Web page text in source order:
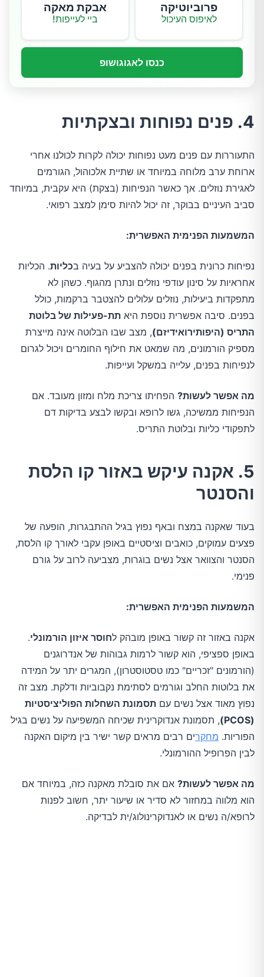
פרוביוטיקה
לאיפוס העיכול
אבקת מאקה
ביי לעייפות!
כנסו לאגוגושופ
4. פנים נפוחות ובצקתיות
התעוררות עם פנים מעט נפוחות יכולה לקרות לכולנו אחרי
ארוחת ערב מלוחה במיוחד או שתיית אלכוהול, הגורמים
לאגירת נוזלים. אך כאשר הנפיחות (בצקת) היא עקבית, במיוחד
סביב העיניים בבוקר, זה יכול להיות סימן למצב רפואי.
המשמעות הפנימית האפשרית:
נפיחות כרונית בפנים יכולה להצביע על בעיה בכליות. הכליות
אחראיות על סינון עודפי נוזלים ונתרן מהגוף. כשהן לא
מתפקדות ביעילות, נוזלים עלולים להצטבר ברקמות, כולל
בפנים. סיבה אפשרית נוספת היא תת-פעילות של בלוטת
התריס (היפותירואידיזם), מצב שבו הבלוטה אינה מייצרת
מספיק הורמונים, מה שמאט את חילוף החומרים ויכול לגרום
לנפיחות בפנים, עלייה במשקל ועייפות.
מה אפשר לעשות? הפחיתו צריכת מלח ומזון מעובד. אם
הנפיחות ממשיכה, גשו לרופא ובקשו לבצע בדיקות דם
לתפקודי כליות ובלוטת התריס.
5. אקנה עיקש באזור קו הלסת
והסנטר
בעוד שאקנה במצח ובאף נפוץ בגיל ההתבגרות, הופעה של
פצעים עמוקים, כואבים וציסטיים באופן עקבי לאורך קו הלסת,
הסנטר והצוואר אצל נשים בוגרות, מצביעה לרוב על גורם
פנימי.
המשמעות הפנימית האפשרית:
אקנה באזור זה קשור באופן מובהק לחוסר איזון הורמונלי.
באופן ספציפי, הוא קשור לרמות גבוהות של אנדרוגנים
(הורמונים "זכריים" כמו טסטוסטרון), המגרים יתר על המידה
את בלוטות החלב וגורמים לסתימת נקבוביות ודלקת. מצב זה
נפוץ מאוד אצל נשים עם תסמונת השחלות הפוליציסטיות
(PCOS)
, תסמונת אנדוקרינית שכיחה המשפיעה על נשים בגיל
הפוריות. מחקרים רבים מראים קשר ישיר בין מיקום האקנה
לבין הפרופיל ההורמונלי.
מה אפשר לעשות? אם את סובלת מאקנה כזה, במיוחד אם
הוא מלווה במחזור לא סדיר או שיעור יתר, חשוב לפנות
לרופא/ה נשים או לאנדוקרינולוג/ית לבדיקה.